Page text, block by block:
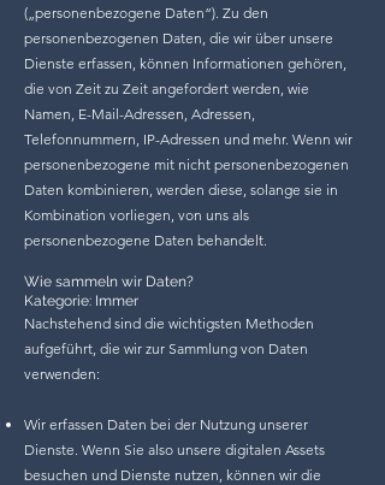
(„personenbezogene Daten“). Zu den
personenbezogenen Daten, die wir über unsere
Dienste erfassen, können Informationen gehören,
die von Zeit zu Zeit angefordert werden, wie
Namen, E-Mail-Adressen, Adressen,
Telefonnummern, IP-Adressen und mehr. Wenn wir
personenbezogene mit nicht personenbezogenen
Daten kombinieren, werden diese, solange sie in
Kombination vorliegen, von uns als
personenbezogene Daten behandelt.
Wie sammeln wir Daten?
Kategorie: Immer
Nachstehend sind die wichtigsten Methoden
aufgeführt, die wir zur Sammlung von Daten
verwenden:
Wir erfassen Daten bei der Nutzung unserer
Dienste. Wenn Sie also unsere digitalen Assets
besuchen und Dienste nutzen, können wir die